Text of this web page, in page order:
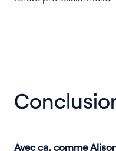
Avec ça, comme